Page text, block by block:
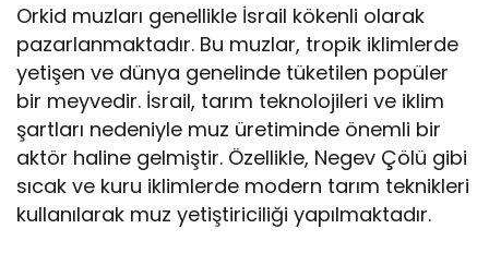
Orkid muzları genellikle İsrail kökenli olarak
pazarlanmaktadır. Bu muzlar, tropik iklimlerde
yetişen ve dünya genelinde tüketilen popüler
bir meyvedir. İsrail, tarım teknolojileri ve iklim
şartları nedeniyle muz üretiminde önemli bir
aktör haline gelmiştir. Özellikle, Negev Çölü gibi
sıcak ve kuru iklimlerde modern tarım teknikleri
kullanılarak muz yetiştiriciliği yapılmaktadır.